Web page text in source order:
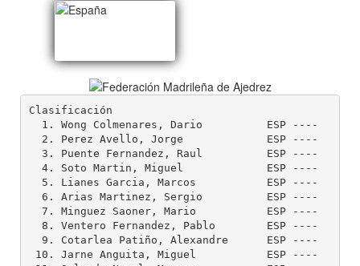
Clasificación
1. Wong Colmenares, Dario          ESP ----
2. Perez Avello, Jorge             ESP ----
3. Puente Fernandez, Raul          ESP ----
4. Soto Martin, Miguel             ESP ----
5. Lianes Garcia, Marcos           ESP ----
6. Arias Martinez, Sergio          ESP ----
7. Minguez Saoner, Mario           ESP ----
8. Ventero Fernandez, Pablo        ESP ----
9. Cotarlea Patiño, Alexandre      ESP ----
10. Jarne Anguita, Miguel           ESP ----